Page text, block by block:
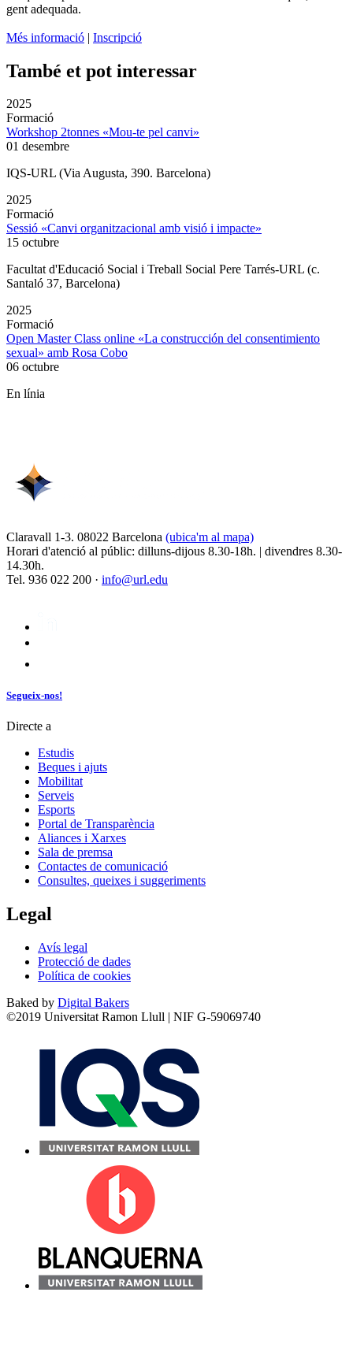
gent adequada.
Més informació | Inscripció
També et pot interessar
2025
Formació
Workshop 2tonnes «Mou-te pel canvi»
01 desembre
IQS-URL (Via Augusta, 390. Barcelona)
2025
Formació
Sessió «Canvi organitzacional amb visió i impacte»
15 octubre
Facultat d'Educació Social i Treball Social Pere Tarrés-URL (c.
Santaló 37, Barcelona)
2025
Formació
Open Master Class online «La construcción del consentimiento
sexual» amb Rosa Cobo
06 octubre
En línia
Claravall 1-3. 08022 Barcelona (ubica'm al mapa)
Horari d'atenció al públic: dilluns-dijous 8.30-18h. | divendres 8.30-
14.30h.
Tel. 936 022 200 · info@url.edu
Segueix-nos!
Directe a
Estudis
Beques i ajuts
Mobilitat
Serveis
Esports
Portal de Transparència
Aliances i Xarxes
Sala de premsa
Contactes de comunicació
Consultes, queixes i suggeriments
Legal
Avís legal
Protecció de dades
Política de cookies
Baked by Digital Bakers
©2019 Universitat Ramon Llull | NIF G-59069740